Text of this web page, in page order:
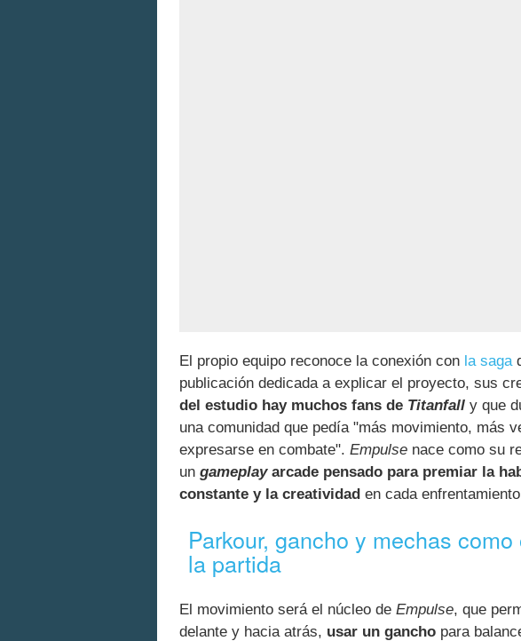
El propio equipo reconoce la conexión con la saga
publicación dedicada a explicar el proyecto, sus
del estudio hay muchos fans de Titanfall y que
una comunidad que pedía "más movimiento, más
expresarse en combate". Empulse nace como su
un gameplayarcade pensado para premiar la
constante y la creatividad en cada
Parkour, gancho y mechas
la partida
El movimiento será el núcleo de Empulse, que
delante y hacia atrás, usar un gancho para